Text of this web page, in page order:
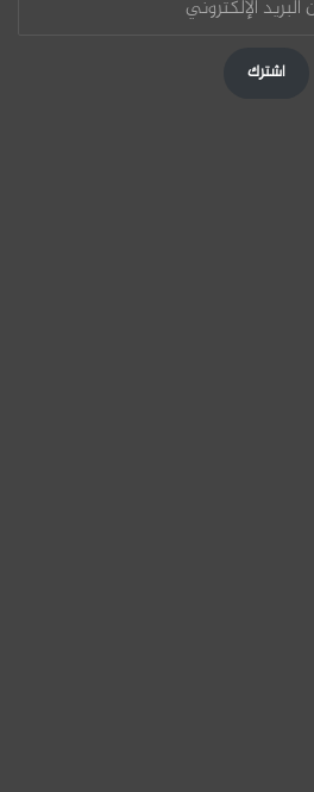
اشترك